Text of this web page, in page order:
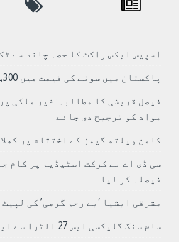
اسپیس ایکس راکٹ کا حصہ چاند سے
پاکستان میں سونے کی قیمت میں 11,300 روپے کا اضافہ
فیصل قریشی کا مطالبہ: غیر ملکی
مواد کو ترجیح دی جائے
کامن ویلتھ گیمز کے اختتام پر
سی ڈی اے نے کرکٹ اسٹیڈیم پر کام
فیصلہ کر لیا
مشرقی ایشیا ‘بے رحم گرمی’ کی لپیٹ
سام سنگ گلیکسی ایس 27 الٹرا سے ایک کیمرا ہٹا دے گا.